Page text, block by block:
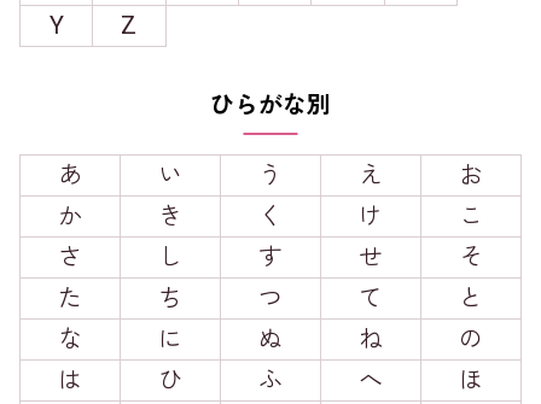
Y
Z
ひらがな別
あ い う え
お
か
き く け
こ
さ
し す せ
そ
た
ち つ て
と
な
に ぬ ね
の
は
ひ ふ へ
ほ